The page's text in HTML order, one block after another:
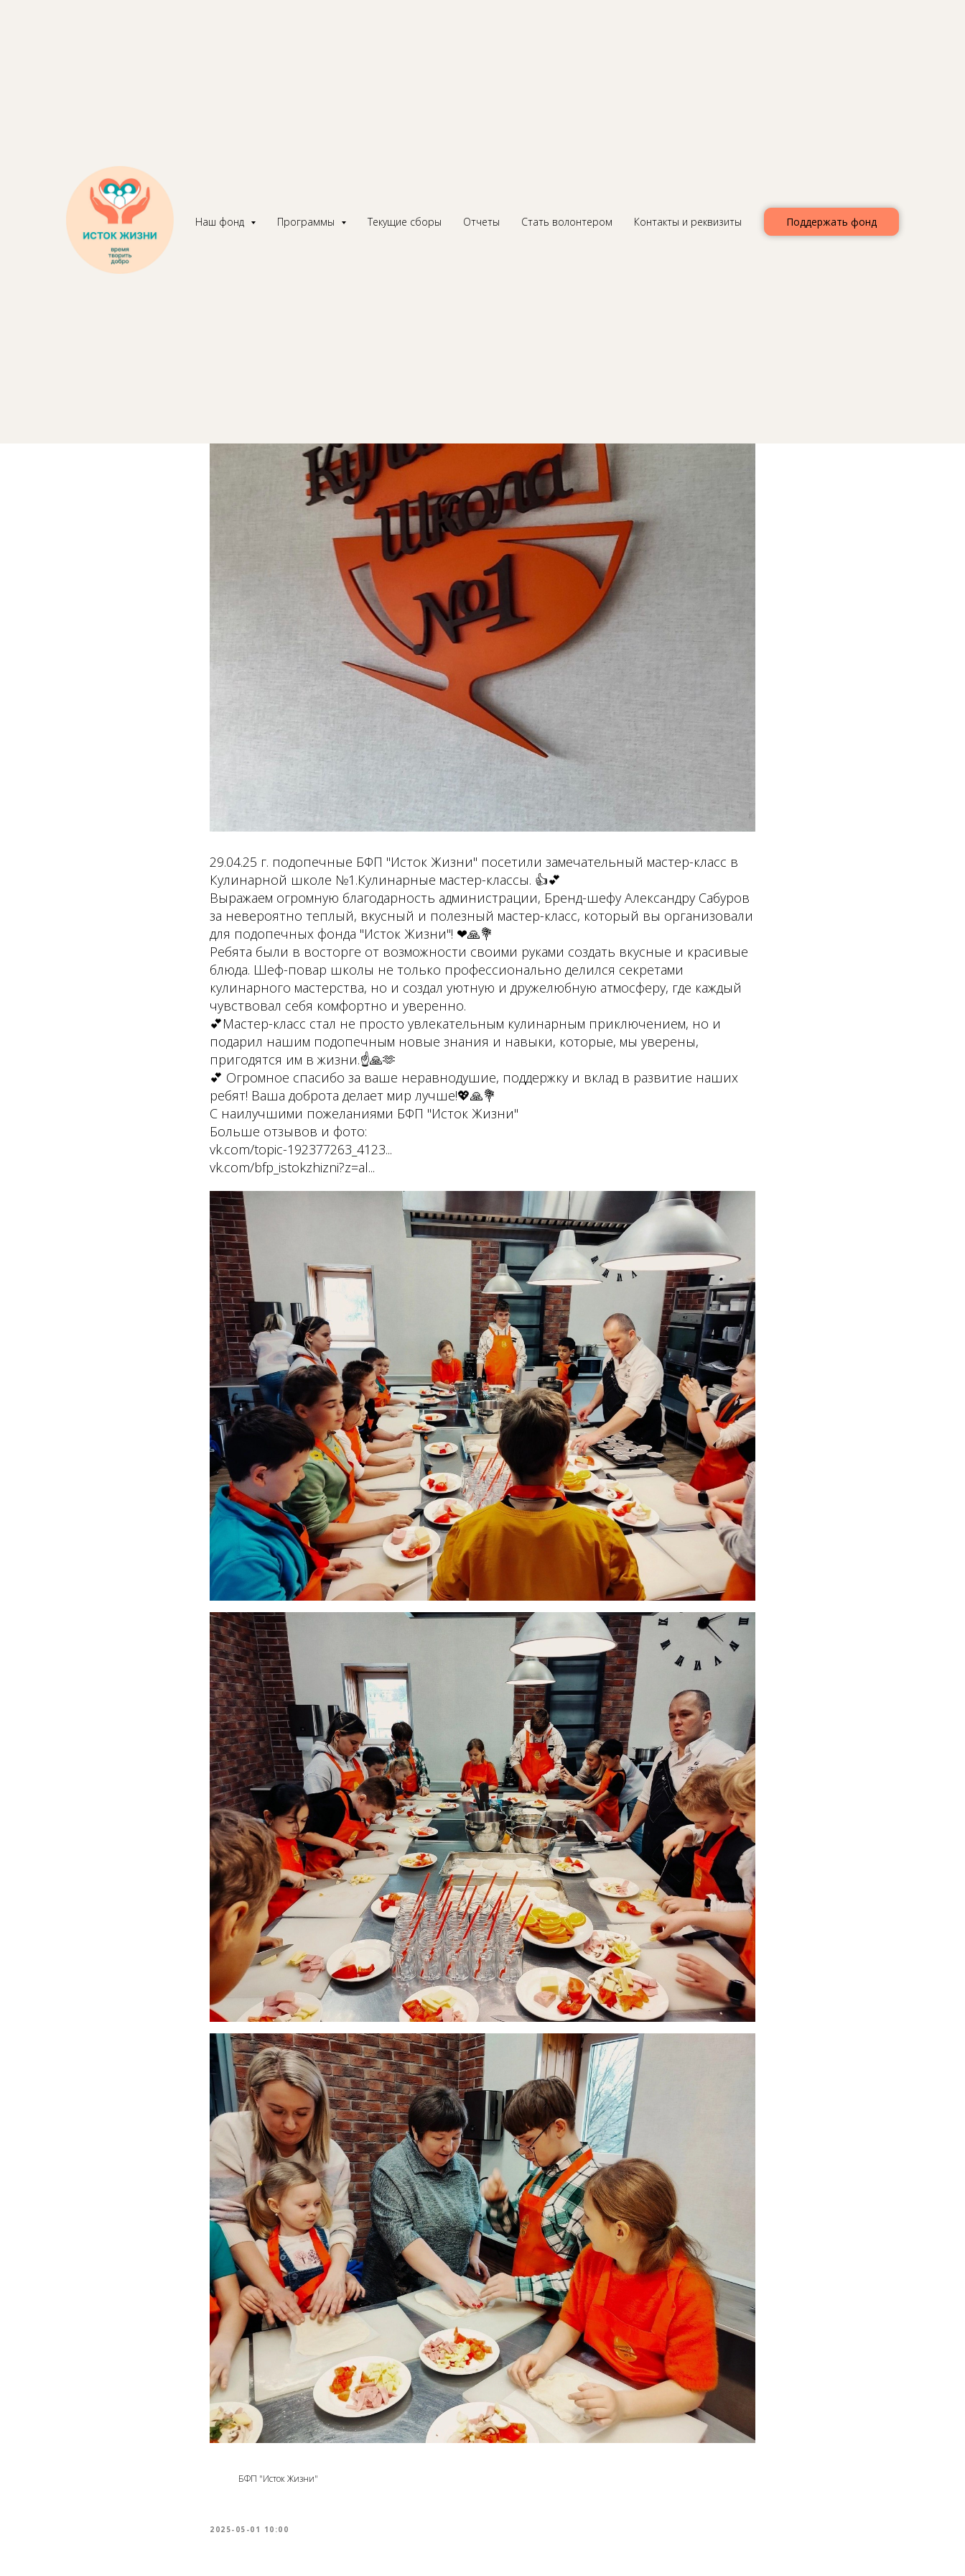
Наш фонд Программы Текущие сборы Отчеты Стать волонтером Контакты и реквизиты Поддержать фонд
29.04.25 г. подопечные БФП "Исток Жизни" посетили замечательный мастер-класс в
Кулинарной школе №1.Кулинарные мастер-классы. 👍💕
Выражаем огромную благодарность администрации, Бренд-шефу Александру Сабуров
за невероятно теплый, вкусный и полезный мастер-класс, который вы организовали
для подопечных фонда "Исток Жизни"! ❤🙏💐
Ребята были в восторге от возможности своими руками создать вкусные и красивые
блюда. Шеф-повар школы не только профессионально делился секретами
кулинарного мастерства, но и создал уютную и дружелюбную атмосферу, где каждый
чувствовал себя комфортно и уверенно.
💕Мастер-класс стал не просто увлекательным кулинарным приключением, но и
подарил нашим подопечным новые знания и навыки, которые, мы уверены,
пригодятся им в жизни.☝🙏🫶
💕 Огромное спасибо за ваше неравнодушие, поддержку и вклад в развитие наших
ребят! Ваша доброта делает мир лучше!💖🙏💐
С наилучшими пожеланиями БФП "Исток Жизни"
Больше отзывов и фото:
vk.com/topic-192377263_4123...
vk.com/bfp_istokzhizni?z=al...
БФП "Исток Жизни"
2025-05-01 10:00